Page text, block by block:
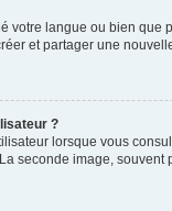
votre langue ou bien
et partager une
?
lorsque vous
seconde image,